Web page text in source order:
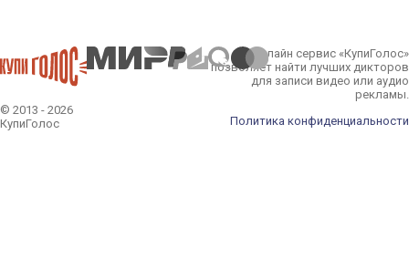
© 2013 - 2026
КупиГолос
Онлайн сервис «КупиГолос»
позволяет найти лучших дикторов
для записи видео или аудио
рекламы.
Политика конфиденциальности